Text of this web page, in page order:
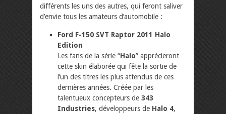
différents les uns des autres, qui feront saliver
d’envie tous les amateurs d’automobile :
Ford F-150 SVT Raptor 2011 Halo
Edition
Les fans de la série “Halo” apprécieront
cette skin élaborée qui fête la sortie de
l’un des titres les plus attendus de ces
dernières années. Créée par les
talentueux concepteurs de 343
Industries, développeurs de Halo 4,